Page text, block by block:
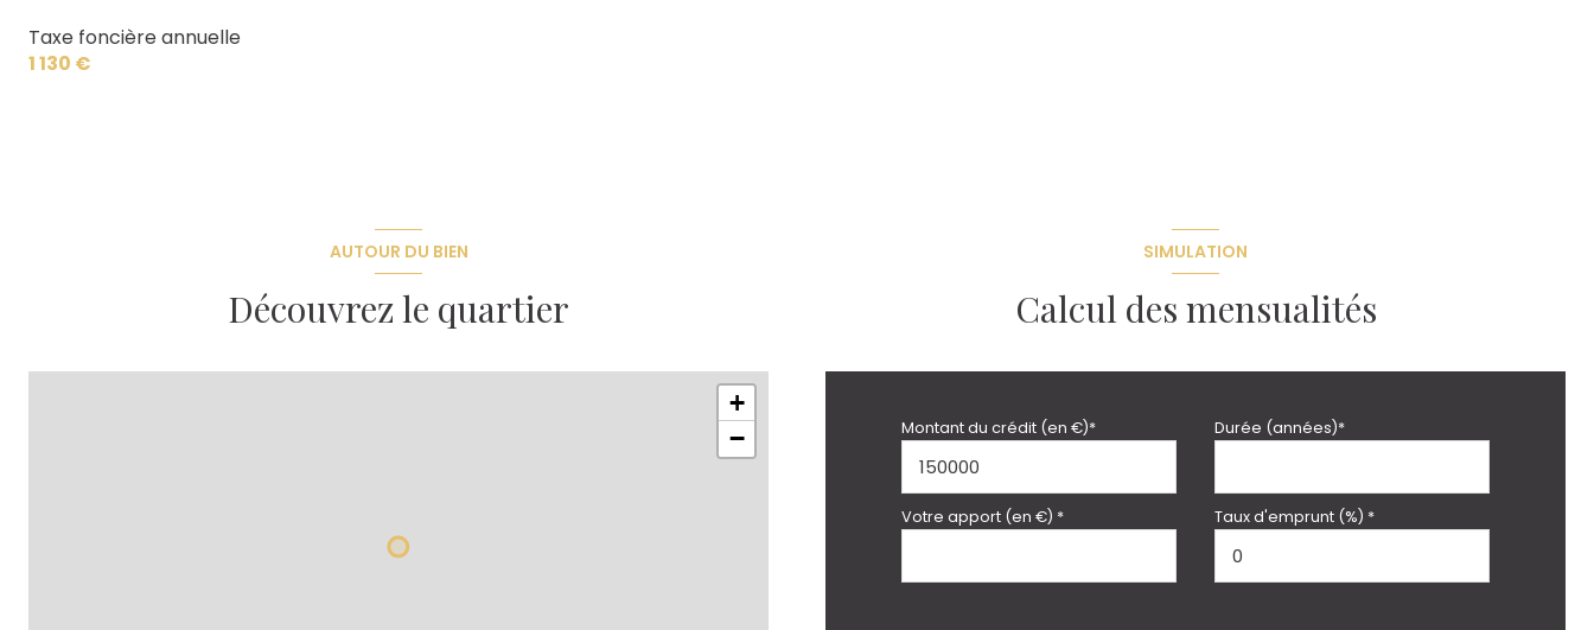
Taxe foncière annuelle
1 130 €
AUTOUR DU BIEN
Découvrez le quartier
+
−
SIMULATION
Calcul des mensualités
Montant du crédit (en €)* Durée (années)*
Votre apport (en €) * Taux d'emprunt (%) *